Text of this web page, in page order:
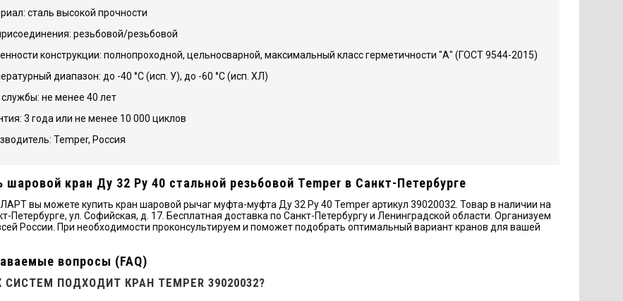
сталь высокой прочности
резьбовой/резьбовой
конструкции: полнопроходной, цельносварной, максимальный класс герметичности "А" (ГОСТ 9544-2015)
диапазон: до -40 °С (исп. У), до -60 °С (исп. ХЛ)
не менее 40 лет
3 года или не менее 10 000 циклов
Temper, Россия
шаровой кран Ду 32 Ру 40 стальной резьбовой Temper в Санкт-Петербурге
вы можете купить кран шаровой рычаг муфта-муфта Ду 32 Ру 40 Temper артикул 39020032. Товар в наличии на
Петербурге, ул. Софийская, д. 17. Бесплатная доставка по Санкт-Петербургу и Ленинградской области. Организуем
России. При необходимости проконсультируем и поможет подобрать оптимальный вариант кранов для вашей
вопросы (FAQ)
ПОДХОДИТ КРАН TEMPER 39020032?